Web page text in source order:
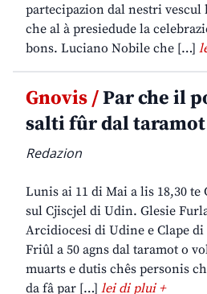
partecipazion dal nestri vescul
che al à presiedude la
bons. Luciano Nobile che […]
Gnovis /Par che il
salti fûr dal
Redazion
Lunis ai 11 di Mai a lis 18,30 te
sul Cjiscjel di Udin. Glesie
Arcidiocesi di Udine e Clape
Friûl a 50 agns dal taramot o
muarts e dutis chês personis
da fâ par […] lei di plui +